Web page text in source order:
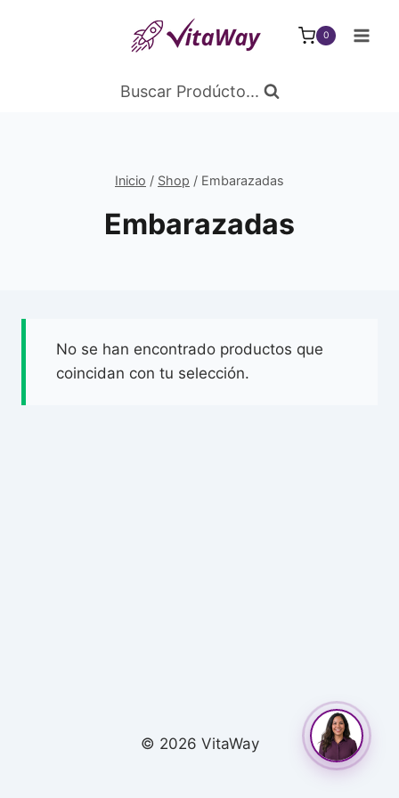
0
Buscar Prodúcto...
Inicio / Shop / Embarazadas
Embarazadas
No se han encontrado productos que
coincidan con tu selección.
© 2026 VitaWay